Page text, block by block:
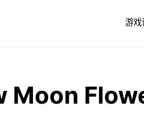
游戏
Moon